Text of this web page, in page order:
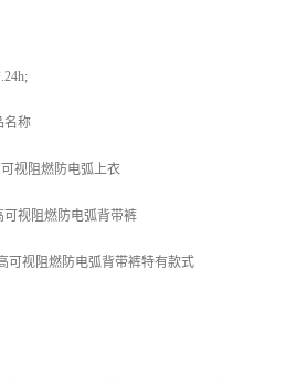
名称
视阻燃防电弧上衣
视阻燃防电弧背带裤
可视阻燃防电弧背带裤特有款式